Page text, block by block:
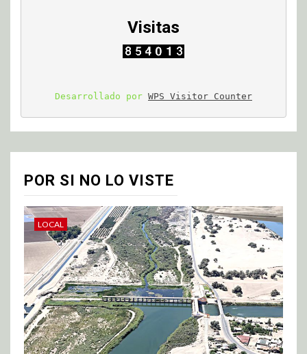
Visitas
Desarrollado por WPS Visitor Counter
POR SI NO LO VISTE
LOCAL